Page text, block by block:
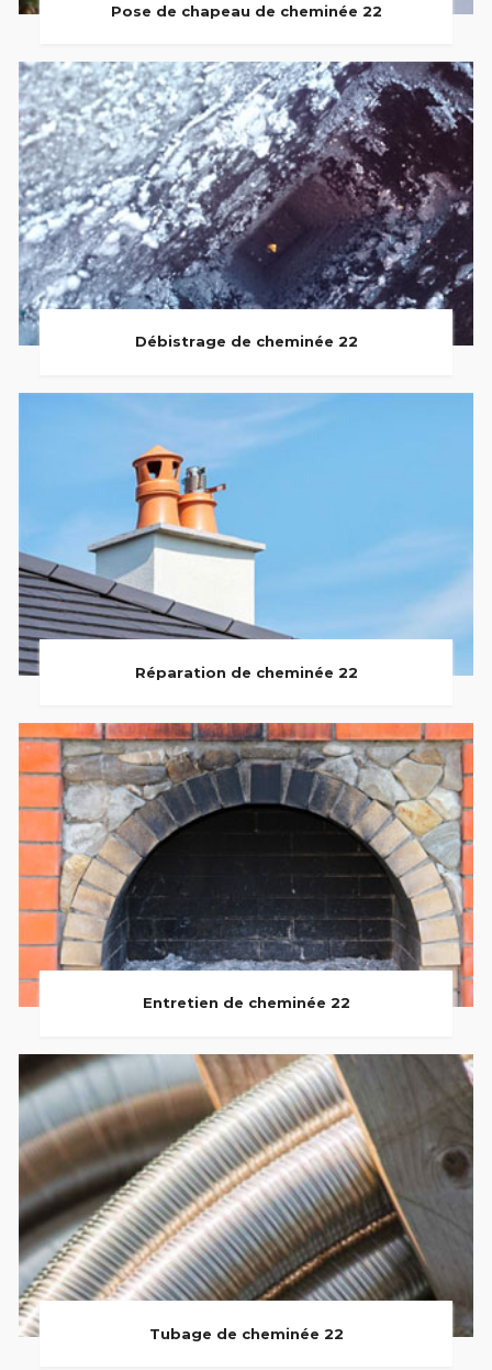
Pose de chapeau de cheminée 22
Débistrage de cheminée 22
Réparation de cheminée 22
Entretien de cheminée 22
Tubage de cheminée 22